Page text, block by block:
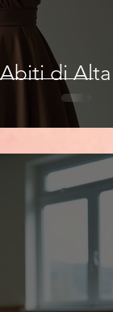
Abiti di Alta